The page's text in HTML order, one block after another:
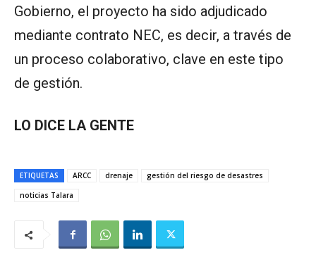
Gobierno, el proyecto ha sido adjudicado
mediante contrato NEC, es decir, a través de
un proceso colaborativo, clave en este tipo
de gestión.
LO DICE LA GENTE
ETIQUETAS ARCC drenaje
gestión del riesgo de desastres
noticias Talara